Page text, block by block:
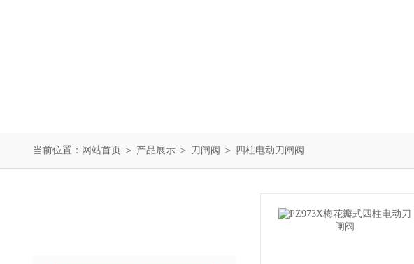
当前位置： 网站首页 ＞ 产品展示 ＞ 刀闸阀 ＞ 四柱电动刀闸阀